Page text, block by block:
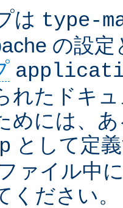
は type-
の設
れたドキ
めには、
として定
ァイル中
ください